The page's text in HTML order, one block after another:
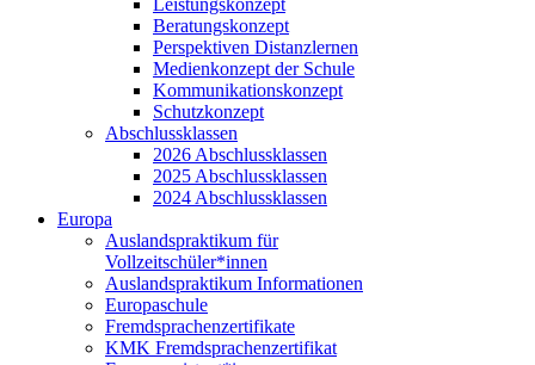
Leistungskonzept
Beratungskonzept
Perspektiven Distanzlernen
Medienkonzept der Schule
Kommunikationskonzept
Schutzkonzept
Abschlussklassen
2026 Abschlussklassen
2025 Abschlussklassen
2024 Abschlussklassen
Europa
Auslandspraktikum für
Vollzeitschüler*innen
Auslandspraktikum Informationen
Europaschule
Fremdsprachenzertifikate
KMK Fremdsprachenzertifikat